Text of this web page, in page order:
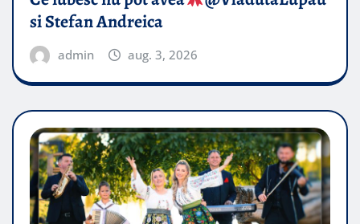
si Stefan Andreica
admin aug. 3, 2026